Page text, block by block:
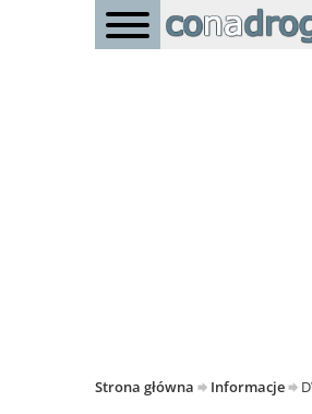
Strona główna Informacje